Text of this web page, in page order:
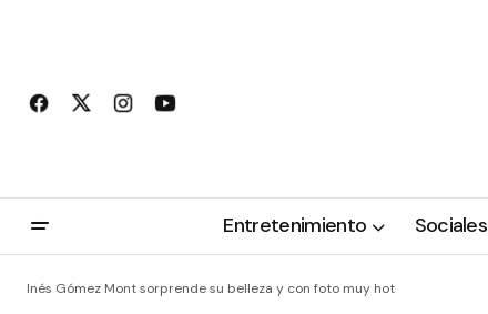
Entretenimiento Sociales
Inés Gómez Mont sorprende su belleza y con foto muy hot